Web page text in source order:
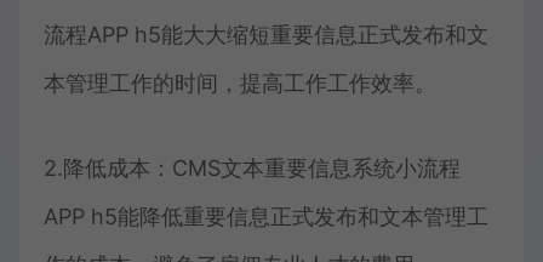
流程APP h5能大大缩短重要信息正式发布和文
本管理工作的时间，提高工作工作效率。
2.降低成本：CMS文本重要信息系统小流程
APP h5能降低重要信息正式发布和文本管理工